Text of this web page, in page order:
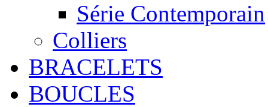
Série Contemporain
Colliers
BRACELETS
BOUCLES